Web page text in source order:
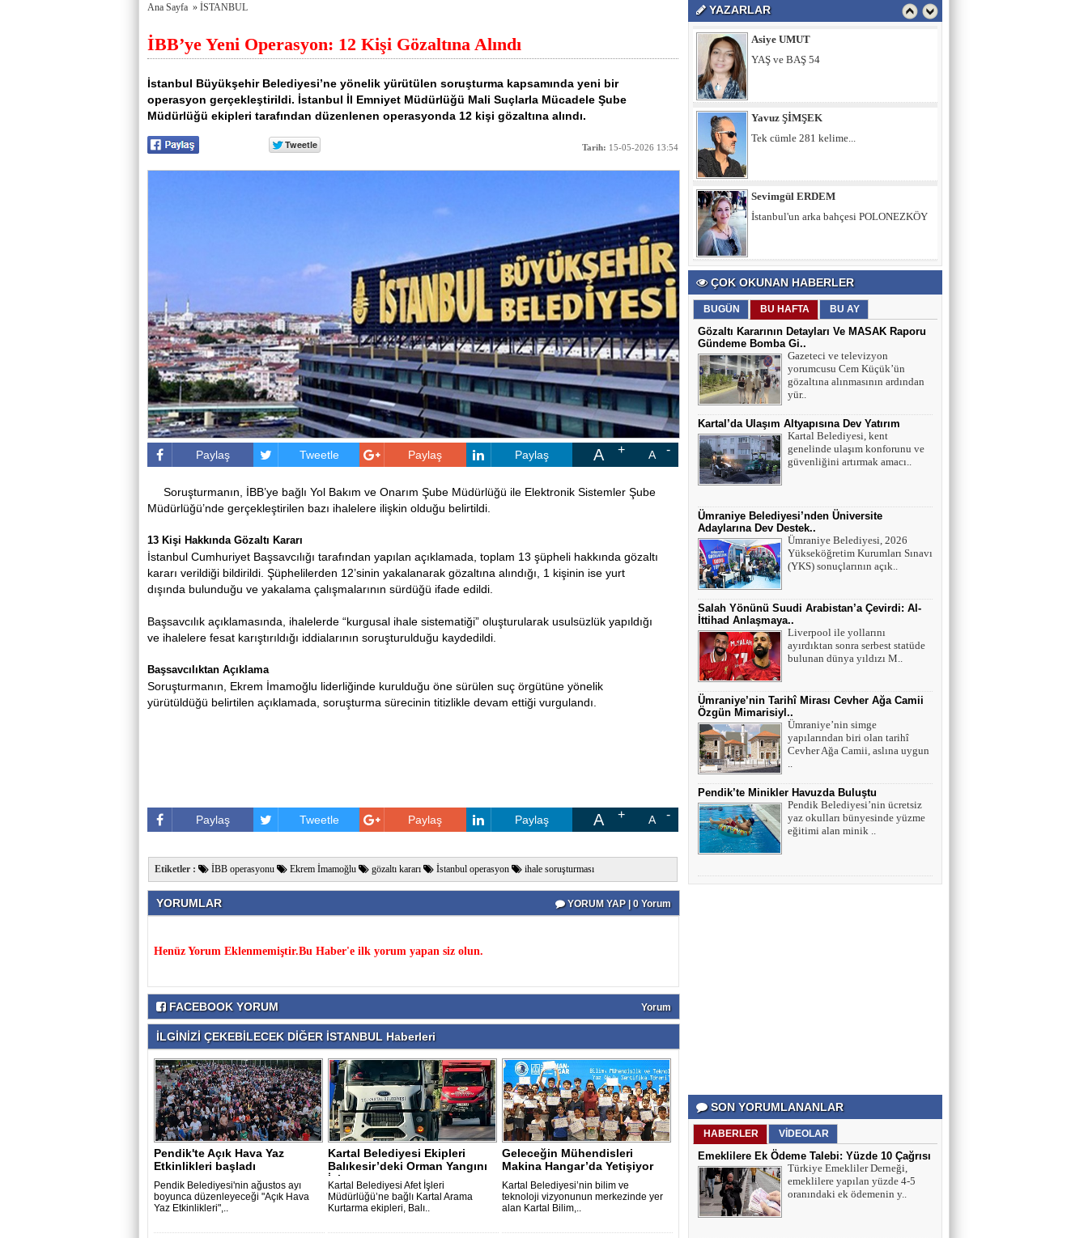
porno
escort
antalya
escort
bursa
escort
escort
alanya
Genel
şehir
rehberi
Ana Sayfa » İSTANBUL
İBB’ye Yeni Operasyon: 12 Kişi Gözaltına Alındı
İstanbul Büyükşehir Belediyesi’ne yönelik yürütülen soruşturma kapsamında yeni bir
operasyon gerçekleştirildi. İstanbul İl Emniyet Müdürlüğü Mali Suçlarla Mücadele Şube
Müdürlüğü ekipleri tarafından düzenlenen operasyonda 12 kişi gözaltına alındı.
Tarih: 15-05-2026 13:54
Paylaş Tweetle Paylaş Paylaş A A
Soruşturmanın, İBB’ye bağlı Yol Bakım ve Onarım Şube Müdürlüğü ile Elektronik Sistemler Şube
Müdürlüğü’nde gerçekleştirilen bazı ihalelere ilişkin olduğu belirtildi.
13 Kişi Hakkında Gözaltı Kararı
İstanbul Cumhuriyet Başsavcılığı tarafından yapılan açıklamada, toplam 13 şüpheli hakkında gözaltı
kararı verildiği bildirildi. Şüphelilerden 12’sinin yakalanarak gözaltına alındığı, 1 kişinin ise yurt
dışında bulunduğu ve yakalama çalışmalarının sürdüğü ifade edildi.
Başsavcılık açıklamasında, ihalelerde “kurgusal ihale sistematiği” oluşturularak usulsüzlük yapıldığı
ve ihalelere fesat karıştırıldığı iddialarının soruşturulduğu kaydedildi.
Başsavcılıktan Açıklama
Soruşturmanın, Ekrem İmamoğlu liderliğinde kurulduğu öne sürülen suç örgütüne yönelik
yürütüldüğü belirtilen açıklamada, soruşturma sürecinin titizlikle devam ettiği vurgulandı.
Paylaş Tweetle Paylaş Paylaş A A
Etiketler : İBB operasyonu Ekrem İmamoğlu gözaltı kararı İstanbul operasyon ihale soruşturması
YORUMLAR YORUM YAP | 0 Yorum
Henüz Yorum Eklenmemiştir.Bu Haber'e ilk yorum yapan siz olun.
FACEBOOK YORUM Yorum
İLGİNİZİ ÇEKEBİLECEK DİĞER İSTANBUL Haberleri
Pendik'te Açık Hava Yaz
Etkinlikleri başladı
Pendik Belediyesi'nin ağustos ayı
boyunca düzenleyeceği "Açık Hava
Yaz Etkinlikleri",..
Kartal Belediyesi Ekipleri
Balıkesir’deki Orman Yangını
İçin..
Kartal Belediyesi Afet İşleri
Müdürlüğü’ne bağlı Kartal Arama
Kurtarma ekipleri, Balı..
Geleceğin Mühendisleri
Makina Hangar’da Yetişiyor
Kartal Belediyesi’nin bilim ve
teknoloji vizyonunun merkezinde yer
alan Kartal Bilim,..
YAZARLAR
Yavuz ŞİMŞEK
Tek cümle 281 kelime...
Sevimgül ERDEM
İstanbul'un arka bahçesi POLONEZKÖY
Ömer ERDEM
Memura Çifte İkramiye, Emekliye Sabır
Z Kuşağını Anlamak
Adnan Can ATAMAN
Mutant virüsler tam aşılanmış kişileri tehdit
eder mi?
Asiye UMUT
YAŞ ve BAŞ 54
Yavuz ŞİMŞEK
Tek cümle 281 kelime...
ÇOK OKUNAN HABERLER
BUGÜN BU HAFTA BU AY
Gözaltı Kararının Detayları Ve MASAK Raporu
Gündeme Bomba Gi..
Gazeteci ve televizyon
yorumcusu Cem Küçük’ün
gözaltına alınmasının ardından
yür..
Kartal’da Ulaşım Altyapısına Dev Yatırım
Kartal Belediyesi, kent
genelinde ulaşım konforunu ve
güvenliğini artırmak amacı..
Ümraniye Belediyesi’nden Üniversite
Adaylarına Dev Destek..
Ümraniye Belediyesi, 2026
Yükseköğretim Kurumları Sınavı
(YKS) sonuçlarının açık..
Salah Yönünü Suudi Arabistan’a Çevirdi: Al-
İttihad Anlaşmaya..
Liverpool ile yollarını
ayırdıktan sonra serbest statüde
bulunan dünya yıldızı M..
Ümraniye’nin Tarihî Mirası Cevher Ağa Camii
Özgün Mimarisiyl..
Ümraniye’nin simge
yapılarından biri olan tarihî
Cevher Ağa Camii, aslına uygun
..
Pendik’te Minikler Havuzda Buluştu
Pendik Belediyesi’nin ücretsiz
yaz okulları bünyesinde yüzme
eğitimi alan minik ..
porno
izle
antalya
escort
antalya
escort
antalya
escort
bursa
escort
bursa
Genel
Hesap
Türkiye
şehir
rehberi
Takviye
karşılaştırmaları
SON YORUMLANANLAR
HABERLER VİDEOLAR
Emeklilere Ek Ödeme Talebi: Yüzde 10 Çağrısı
Türkiye Emekliler Derneği,
emeklilere yapılan yüzde 4-5
oranındaki ek ödemenin y..